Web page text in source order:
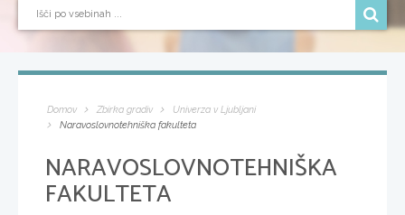
Domov Zbirka gradiv
Univerza v Ljubljani
Naravoslovnotehniška fakulteta
NARAVOSLOVNOTEHNIŠKA
FAKULTETA